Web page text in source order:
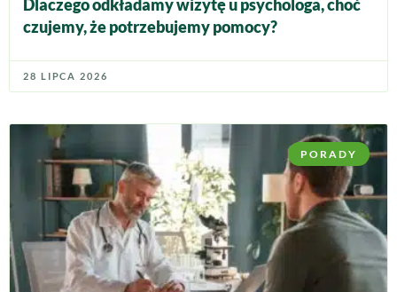
Dlaczego odkładamy wizytę u psychologa, choć
czujemy, że potrzebujemy pomocy?
28 LIPCA 2026
PORADY